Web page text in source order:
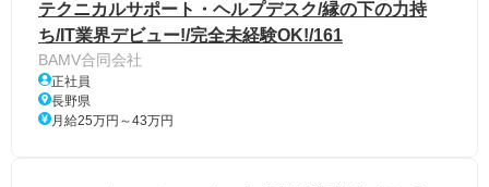
テクニカルサポート・ヘルプデスク/縁の下の力持
ち/IT業界デビュー!/完全未経験OK!/161
BAMV合同会社
正社員
長野県
月給25万円～43万円